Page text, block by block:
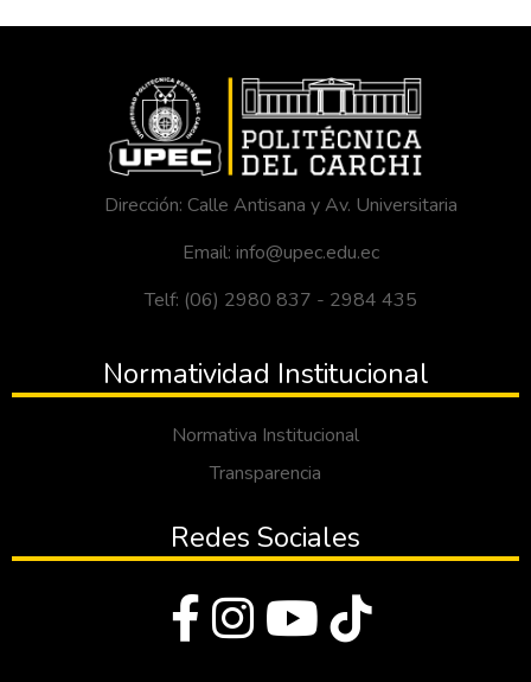
Dirección: Calle Antisana y Av. Universitaria
Email: info@upec.edu.ec
Telf: (06) 2980 837 - 2984 435
Normatividad Institucional
Normativa Institucional
Transparencia
Redes Sociales